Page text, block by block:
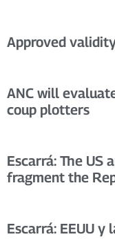
Approved
ANC will
coup plotters
Escarrá: The US
fragment the
Escarrá: EEUU y